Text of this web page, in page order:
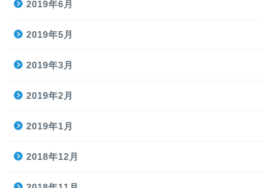
2019年6月
2019年5月
2019年3月
2019年2月
2019年1月
2018年12月